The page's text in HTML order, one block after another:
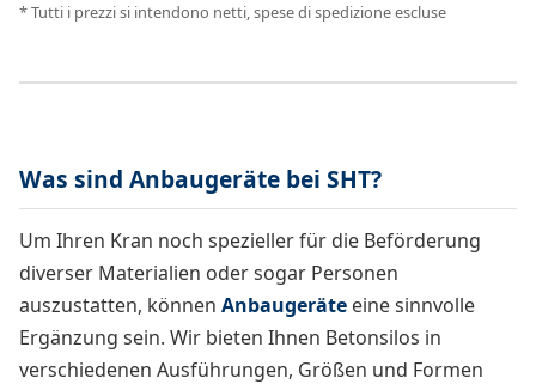
* Tutti i prezzi si intendono netti, spese di spedizione escluse
Was sind Anbaugeräte bei SHT?
Um Ihren Kran noch spezieller für die Beförderung
diverser Materialien oder sogar Personen
auszustatten, können Anbaugeräte eine sinnvolle
Ergänzung sein. Wir bieten Ihnen Betonsilos in
verschiedenen Ausführungen, Größen und Formen